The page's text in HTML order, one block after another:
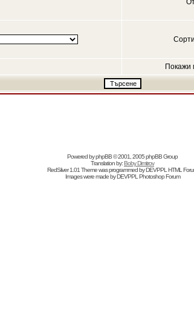
Покажи
Powered byphpBB© 2001, 2005 phpBB Group
Translation by:Boby Dimitrov
RedSilver 1.01 Theme was programmed byDEVPPL HTML
Images were made byDEVPPL Photoshop Forum